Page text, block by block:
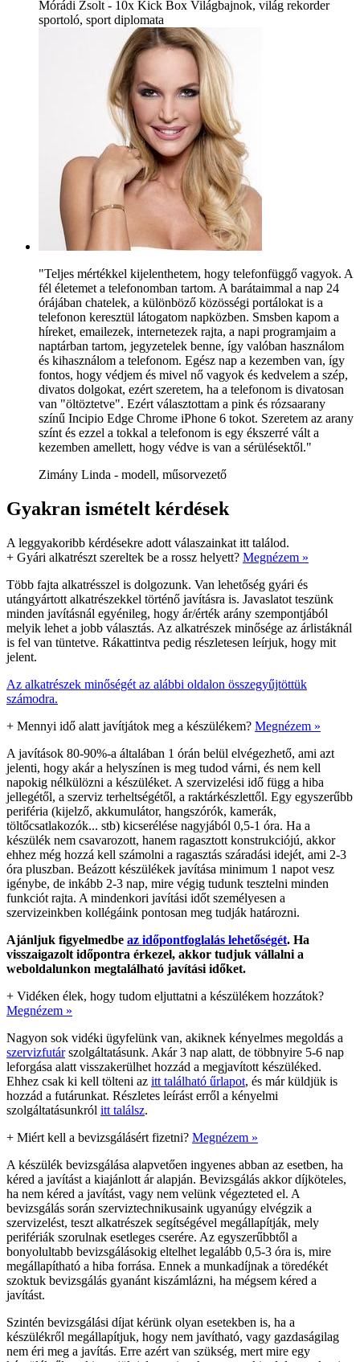
Mórádi Zsolt - 10x Kick Box Világbajnok, világ rekorder
sportoló, sport diplomata
"Teljes mértékkel kijelenthetem, hogy telefonfüggő vagyok. A
fél életemet a telefonomban tartom. A barátaimmal a nap 24
órájában chatelek, a különböző közösségi portálokat is a
telefonon keresztül látogatom napközben. Smsben kapom a
híreket, emailezek, internetezek rajta, a napi programjaim a
naptárban tartom, jegyzetelek benne, így valóban használom
és kihasználom a telefonom. Egész nap a kezemben van, így
fontos, hogy védjem és mivel nő vagyok és kedvelem a szép,
divatos dolgokat, ezért szeretem, ha a telefonom is divatosan
van "öltöztetve". Ezért választottam a pink és rózsaarany
színű Incipio Edge Chrome iPhone 6 tokot. Szeretem az arany
színt és ezzel a tokkal a telefonom is egy ékszerré vált a
kezemben amellett, hogy védve is van a sérülésektől."
Zimány Linda - modell, műsorvezető
Gyakran ismételt kérdések
A leggyakoribb kérdésekre adott válaszainkat itt találod.
+ Gyári alkatrészt szereltek be a rossz helyett? Megnézem »
Több fajta alkatrésszel is dolgozunk. Van lehetőség gyári és
utángyártott alkatrészekkel történő javításra is. Javaslatot teszünk
minden javításnál egyénileg, hogy ár/érték arány szempontjából
melyik lehet a jobb választás. Az alkatrészek minősége az árlistáknál
is fel van tüntetve. Rákattintva pedig részletesen leírjuk, hogy mit
jelent.
Az alkatrészek minőségét az alábbi oldalon összegyűjtöttük
számodra.
+ Mennyi idő alatt javítjátok meg a készülékem? Megnézem »
A javítások 80-90%-a általában 1 órán belül elvégezhető, ami azt
jelenti, hogy akár a helyszínen is meg tudod várni, és nem kell
napokig nélkülözni a készüléket. A szervizelési idő függ a hiba
jellegétől, a szerviz terheltségétől, a raktárkészlettől. Egy egyszerűbb
periféria (kijelző, akkumulátor, hangszórók, kamerák,
töltőcsatlakozók... stb) kicserélése nagyjából 0,5-1 óra. Ha a
készülék nem csavarozott, hanem ragasztott konstrukciójú, akkor
ehhez még hozzá kell számolni a ragasztás száradási idejét, ami 2-3
óra pluszban. Beázott készülékek javítása minimum 1 napot vesz
igénybe, de inkább 2-3 nap, mire végig tudunk tesztelni minden
funkciót rajta. A mindenkori javítási időt személyesen a
szervizeinkben kollégáink pontosan meg tudják határozni.
Ajánljuk figyelmedbe az időpontfoglalás lehetőségét. Ha
visszaigazolt időpontra érkezel, akkor tudjuk vállalni a
weboldalunkon megtalálható javítási időket.
+ Vidéken élek, hogy tudom eljuttatni a készülékem hozzátok?
Megnézem »
Nagyon sok vidéki ügyfelünk van, akiknek kényelmes megoldás a
szervizfutárszolgáltatásunk. Akár 3 nap alatt, de többnyire 5-6 nap
leforgása alatt visszakerülhet hozzád a megjavított készüléked.
Ehhez csak ki kell tölteni az itt található űrlapot, és már küldjük is
hozzád a futárunkat. Részletes leírást erről a kényelmi
szolgáltatásunkról itt találsz.
+ Miért kell a bevizsgálásért fizetni? Megnézem »
A készülék bevizsgálása alapvetően ingyenes abban az esetben, ha
kéred a javítást a kiajánlott ár alapján. Bevizsgálás akkor díjköteles,
ha nem kéred a javítást, vagy nem velünk végezteted el. A
bevizsgálás során szerviztechnikusaink ugyanúgy elvégzik a
szervizelést, teszt alkatrészek segítségével megállapítják, mely
perifériák szorulnak esetleges cserére. Az egyszerűbbtől a
bonyolultabb bevizsgálásokig eltelhet legalább 0,5-3 óra is, mire
megállapítható a hiba forrása. Ennek a munkadíjnak a töredékét
szoktuk bevizsgálás gyanánt kiszámlázni, ha mégsem kéred a
javítást.
Szintén bevizsgálási díjat kérünk olyan esetekben is, ha a
készülékről megállapítjuk, hogy nem javítható, vagy gazdaságilag
nem éri meg a javítás. Erre azért van szükség, mert mire egy